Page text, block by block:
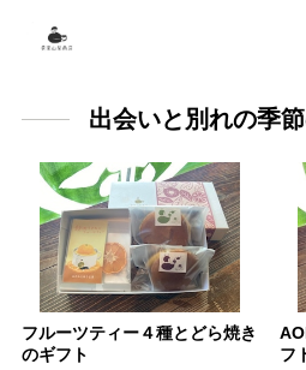
出会いと別れの季
フルーツティー４種とどら焼き
のギフト
フ